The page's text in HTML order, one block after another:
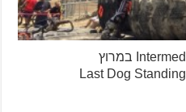
מוש כהן מנצח בקטגוריית Intermediate במרוץ